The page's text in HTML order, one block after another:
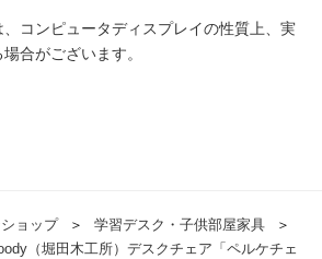
コンピュータディスプレイの性質上、実
合がございます。
ョップ ＞ 学習デスク・子供部屋家具
＞
（堀田木工所）デスクチェア「ペルケチェ